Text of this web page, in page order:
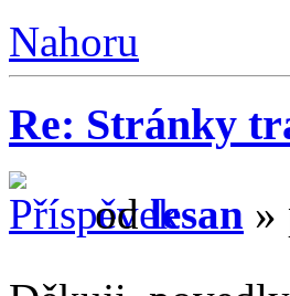
Nahoru
Re: Stránky
odlesan »